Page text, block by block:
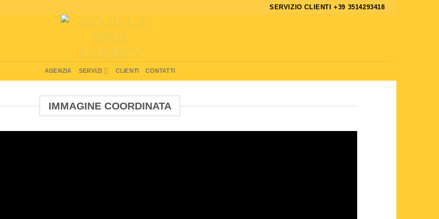
SERVIZIO CLIENTI +39 3514293418
AGENZIA SERVIZI CLIENTI CONTATTI
IMMAGINE COORDINATA